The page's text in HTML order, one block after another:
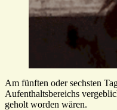
Am fünften oder sechsten
Aufenthaltsbereichs
geholt worden wären.